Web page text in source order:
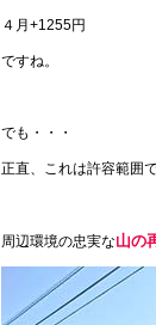
４月+1255円
ですね。
でも・・・
正直、これは許容範囲で
周辺環境の忠実な山の